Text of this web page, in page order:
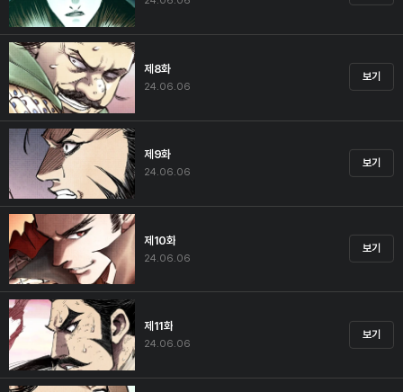
제8화
24.06.06
보기
제9화
24.06.06
보기
제10화
24.06.06
보기
제11화
24.06.06
보기